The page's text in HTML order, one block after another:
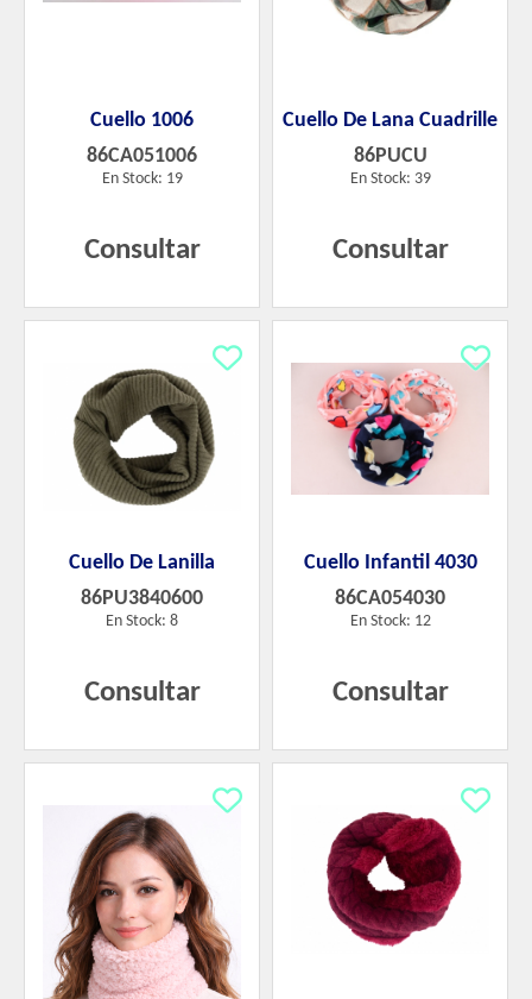
Cuello 1006
86CA051006
En Stock: 19
Consultar
Cuello De Lana Cuadrille
86PUCU
En Stock: 39
Consultar
Cuello De Lanilla
86PU3840600
En Stock: 8
Consultar
Cuello Infantil 4030
86CA054030
En Stock: 12
Consultar